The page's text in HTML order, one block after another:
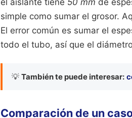
el aislante tiene 50 mm de
simple como sumar el grosor.
El error común es sumar el
todo el tubo, así que el
💡 También te puede interesar:
Comparación de un